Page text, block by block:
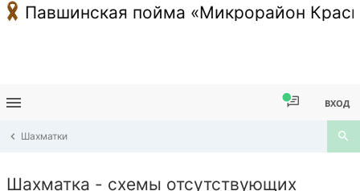
Павшинская пойма «Микрорайон
ВХОД
Шахматки
Шахматка - схемы отсутствующих